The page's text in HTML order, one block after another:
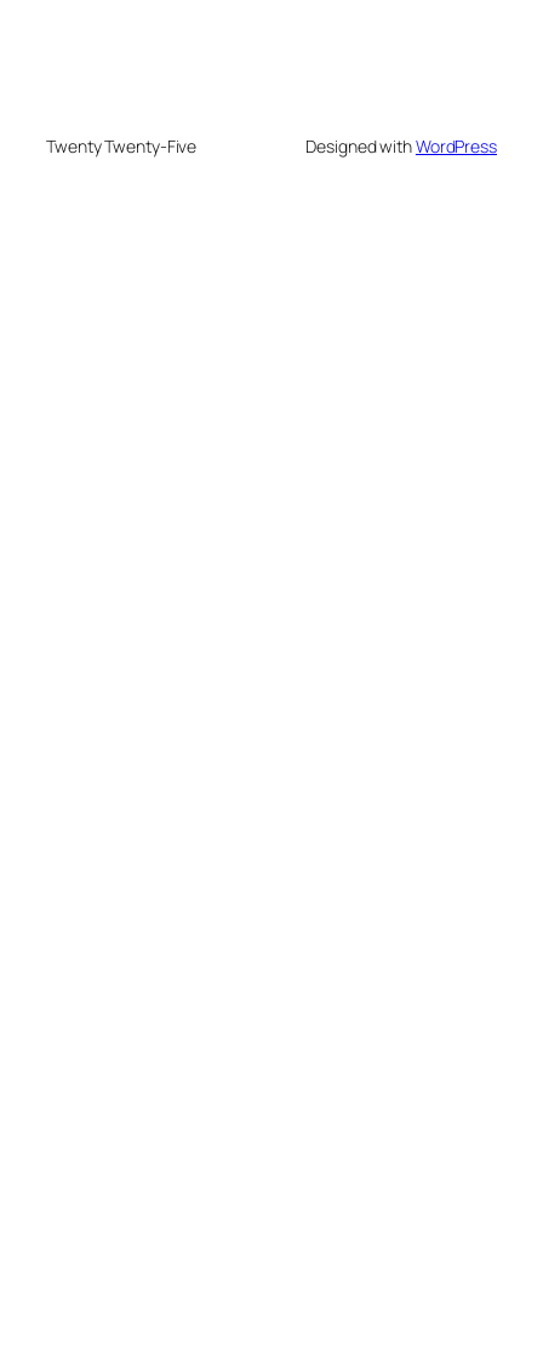
Twenty Twenty-Five Designed withWordPress